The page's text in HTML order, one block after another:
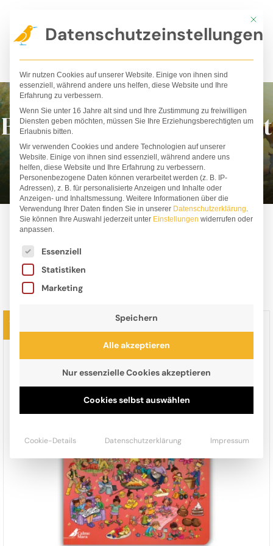
Inhalt
springen
Bilderbücher für die Welt
von morgen!
ALLE BESTSELLER
STOFFTIERE
Vorbestellbar
Mit
Datenschutzeinstellungen
Wir nutzen Cookies auf unserer Website. Einige von ihnen sind
essenziell, während andere uns helfen, diese Website und Ihre
Erfahrung zu verbessern.
Wenn Sie unter 16 Jahre alt sind und Ihre Zustimmung zu freiwilligen
Diensten geben möchten, müssen Sie Ihre Erziehungsberechtigten um
Erlaubnis bitten.
Wir verwenden Cookies und andere Technologien auf unserer
Website. Einige von ihnen sind essenziell, während andere uns
helfen, diese Website und Ihre Erfahrung zu verbessern.
Personenbezogene Daten können verarbeitet werden (z. B. IP-
Adressen), z. B. für personalisierte Anzeigen und Inhalte oder
Anzeigen- und Inhaltsmessung. Weitere Informationen über die
Verwendung Ihrer Daten finden Sie in unserer Datenschutzerklärung.
Sie können Ihre Auswahl jederzeit unter Einstellungen widerrufen oder
anpassen.
Es folgt eine Liste der Service-Gruppen, für die
Essenziell
Statistiken
Marketing
Speichern
Alle akzeptieren
Nur essenzielle Cookies akzeptieren
Cookies selbst auswählen
Cookie-Details Datenschutzerklärung Impressum